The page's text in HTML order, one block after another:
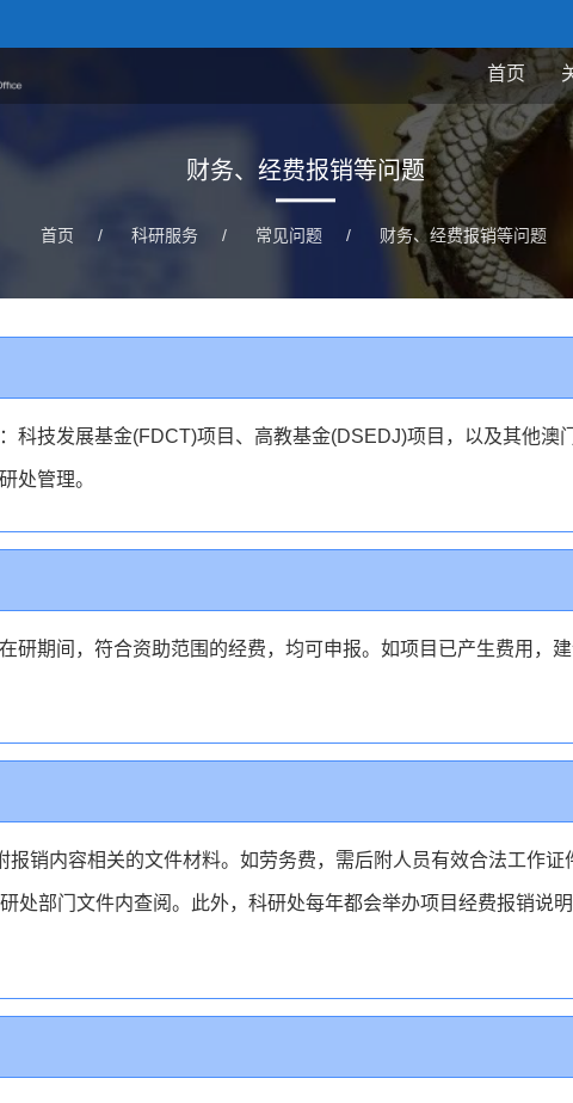
首页
财务、经费报销等问题
首页 / 科研服务 / 常见问题 / 财务、经费报销等问题
科技发展基金(FDCT)项目、高教基金(DSEDJ)项目，以及其他澳
处管理。
研期间，符合资助范围的经费，均可申报。如项目已产生费用，
报销内容相关的文件材料。如劳务费，需后附人员有效合法工作证
处部门文件内查阅。此外，科研处每年都会举办项目经费报销说